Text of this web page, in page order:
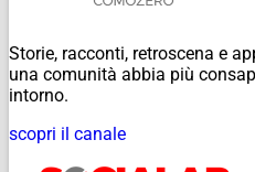
Storie, racconti, retroscena e
una comunità abbia più
intorno.
scopri il canale